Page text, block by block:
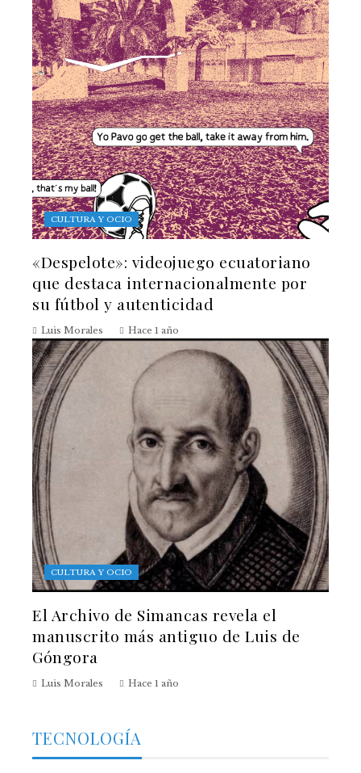
CULTURA Y OCIO
«Despelote»: videojuego ecuatoriano
que destaca internacionalmente por
su fútbol y autenticidad
Luis Morales Hace 1 año
CULTURA Y OCIO
El Archivo de Simancas revela el
manuscrito más antiguo de Luis de
Góngora
Luis Morales Hace 1 año
TECNOLOGÍA